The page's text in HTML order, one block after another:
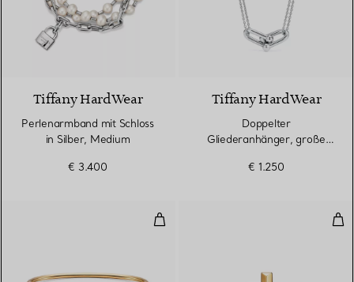
Tiffany HardWear
Perlenarmband mit Schloss
in Silber, Medium
€ 3.400
Tiffany HardWear
Doppelter
Gliederanhänger, große
€ 1.250
Wire Armreif in Gelbgold T